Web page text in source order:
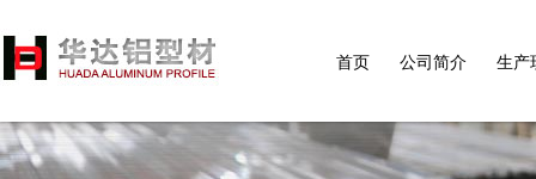
首页 公司简介 生产